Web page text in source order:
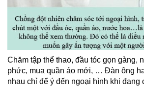
Chăm tập thể thao, đầu tóc gọn gàng,
phức, mua quần áo mới, … Đàn ông
nhau chỉ để ý đến ngoại hình khi